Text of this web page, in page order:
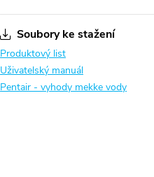
Soubory ke stažení
Produktový list
Uživatelský manuál
Pentair - vyhody mekke vody